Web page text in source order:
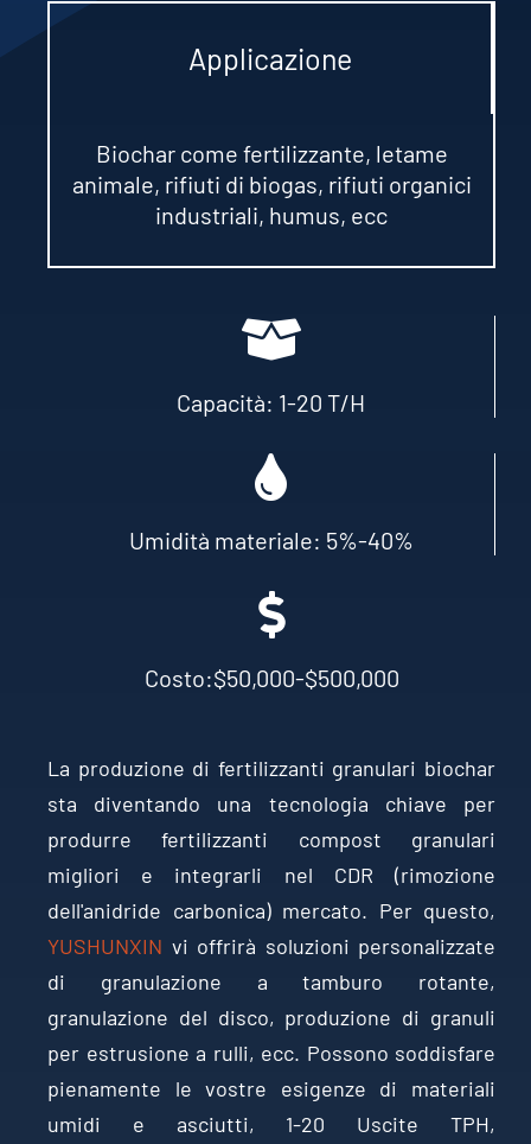
Applicazione
Biochar come fertilizzante, letame
animale, rifiuti di biogas, rifiuti organici
industriali, humus, ecc
Capacità: 1-20 T/H
Umidità materiale: 5%-40%
Costo:$50,000-$500,000
La produzione di fertilizzanti granulari biochar
sta diventando una tecnologia chiave per
produrre fertilizzanti compost granulari
migliori e integrarli nel CDR (rimozione
dell'anidride carbonica) mercato. Per questo,
YUSHUNXIN vi offrirà soluzioni personalizzate
di granulazione a tamburo rotante,
granulazione del disco, produzione di granuli
per estrusione a rulli, ecc. Possono soddisfare
pienamente le vostre esigenze di materiali
umidi e asciutti, 1-20 Uscite TPH,